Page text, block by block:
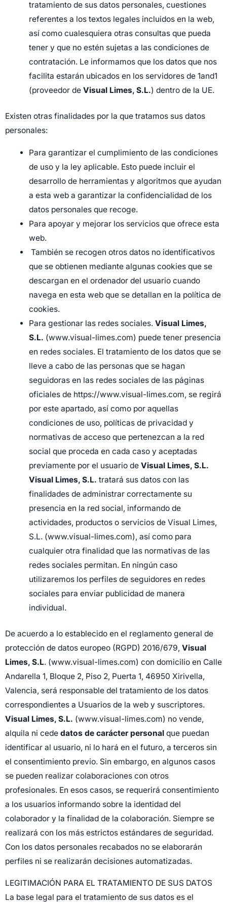
tratamiento de sus datos personales, cuestiones
referentes a los textos legales incluidos en la web,
así como cualesquiera otras consultas que pueda
tener y que no estén sujetas a las condiciones de
contratación. Le informamos que los datos que nos
facilita estarán ubicados en los servidores de 1and1
(proveedor de Visual Limes, S.L.) dentro de la UE.
Existen otras finalidades por la que tratamos sus datos
personales:
Para garantizar el cumplimiento de las condiciones
de uso y la ley aplicable. Esto puede incluir el
desarrollo de herramientas y algoritmos que ayudan
a esta web a garantizar la confidencialidad de los
datos personales que recoge.
Para apoyar y mejorar los servicios que ofrece esta
web.
También se recogen otros datos no identificativos
que se obtienen mediante algunas cookies que se
descargan en el ordenador del usuario cuando
navega en esta web que se detallan en la política de
cookies.
Para gestionar las redes sociales. Visual Limes,
S.L. (www.visual-limes.com) puede tener presencia
en redes sociales. El tratamiento de los datos que se
lleve a cabo de las personas que se hagan
seguidoras en las redes sociales de las páginas
oficiales de https://www.visual-limes.com, se regirá
por este apartado, así como por aquellas
condiciones de uso, políticas de privacidad y
normativas de acceso que pertenezcan a la red
social que proceda en cada caso y aceptadas
previamente por el usuario deVisual Limes, S.L.
Visual Limes, S.L. tratará sus datos con las
finalidades de administrar correctamente su
presencia en la red social, informando de
actividades, productos o servicios de Visual Limes,
S.L. (www.visual-limes.com), así como para
cualquier otra finalidad que las normativas de las
redes sociales permitan. En ningún caso
utilizaremos los perfiles de seguidores en redes
sociales para enviar publicidad de manera
individual.
De acuerdo a lo establecido en el reglamento general de
protección de datos europeo (RGPD) 2016/679, Visual
Limes, S.L. (www.visual-limes.com) con domicilio en Calle
Andarella 1, Bloque 2, Piso 2, Puerta 1, 46950 Xirivella,
Valencia, será responsable del tratamiento de los datos
correspondientes a Usuarios de la web y suscriptores.
Visual Limes, S.L. (www.visual-limes.com) no vende,
alquila ni cede datos de carácter personal que puedan
identificar al usuario, ni lo hará en el futuro, a terceros sin
el consentimiento previo. Sin embargo, en algunos casos
se pueden realizar colaboraciones con otros
profesionales. En esos casos, se requerirá consentimiento
a los usuarios informando sobre la identidad del
colaborador y la finalidad de la colaboración. Siempre se
realizará con los más estrictos estándares de seguridad.
Con los datos personales recabados no se elaborarán
perfiles ni se realizarán decisiones automatizadas.
LEGITIMACIÓN PARA EL TRATAMIENTO DE SUS DATOS
La base legal para el tratamiento de sus datos es el